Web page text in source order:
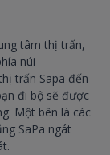
tâm thị trấn,
núi
trấn Sapa đến
đi bộ sẽ được
Một bên là các
SaPa ngát